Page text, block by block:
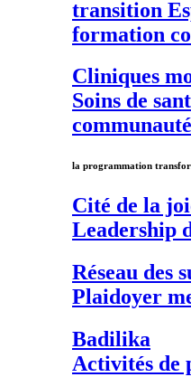
transition
formation
Cliniques
Soins de
la programmation
Cité de la
Leadership
Réseau des
Plaidoyer
Badilika
Activités de